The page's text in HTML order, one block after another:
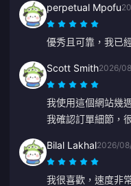
perpetual Mpofu
優秀且可靠，我已
Scott Smith2026/
我使用這個網站幾
我確認訂單細節，
Bilal Lakhal2026/
我很喜歡，速度非